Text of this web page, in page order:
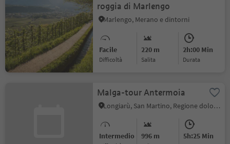
roggia di Marlengo
Marlengo, Merano e dintorni
Facile
Difficoltà
220 m
Salita
2h:00 Min
durata
Malga-tour Antermoia
Longiarù, San Martino, Regione dolomitica Plan de Corones
Intermedio 996 m 5h:25 Min